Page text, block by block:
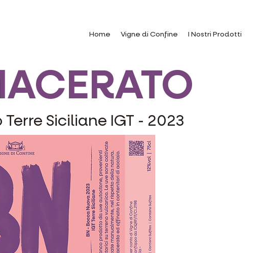
Home Vigne di Confine I Nostri Prodotti
Siciliane IGT - 2023